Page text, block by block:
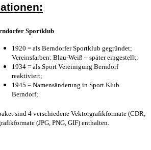
Sportklub
1920 = als Berndorfer Sportklub gegründet;
Vereinsfarben: Blau-Weiß – später eingestellt;
1934 = als Sport Vereinigung Berndorf
reaktiviert;
1945 = Namensänderung in Sport Klub
Berndorf;
sind 4 verschiedene Vektorgrafikformate (CDR,
(JPG, PNG, GIF) enthalten.